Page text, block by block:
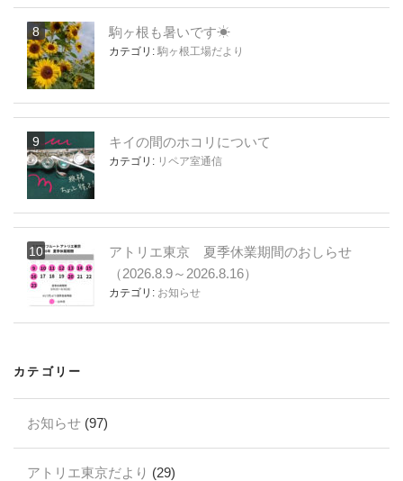
駒ヶ根も暑いです☀
カテゴリ: 駒ヶ根工場だより
キイの間のホコリについて
カテゴリ: リペア室通信
アトリエ東京 夏季休業期間のおしらせ
（2026.8.9～2026.8.16）
カテゴリ: お知らせ
カテゴリー
お知らせ (97)
アトリエ東京だより (29)